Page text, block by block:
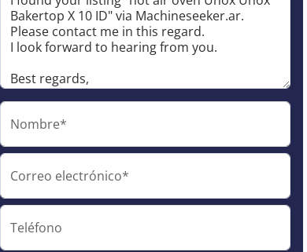
Nombre*
Correo electrónico*
Teléfono